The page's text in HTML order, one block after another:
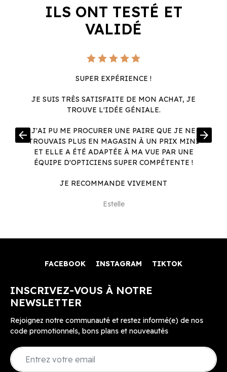
ILS ONT TESTÉ ET
VALIDÉ
SUPER EXPÉRIENCE !
JE SUIS TRÈS SATISFAITE DE MON ACHAT, JE
TROUVE L'IDÉE GÉNIALE.
J'AI PU ME PROCURER UNE PAIRE QUE JE NE
TROUVAIS PLUS EN MAGASIN À UN PRIX MINI
ET ELLE A ÉTÉ ADAPTÉE À MA VUE PAR UNE
ÉQUIPE D'OPTICIENS SUPER COMPÉTENTE !
JE RECOMMANDE VIVEMENT
Estelle
arrow_back arrow_forward
FACEBOOK INSTAGRAM TIKTOK
INSCRIVEZ-VOUS À NOTRE
NEWSLETTER
Rejoignez notre communauté et restez informé(e) de nos
code promotionnels, bons plans et nouveautés